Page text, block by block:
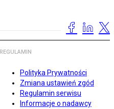
REGULAMIN
Polityka Prywatności
Zmiana ustawień zgód
Regulamin serwisu
Informacje o nadawcy